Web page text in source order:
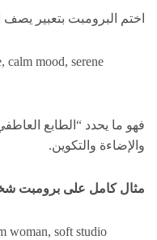
اختم البرومبت بتعبير
calm mood, serene
فهو ما يحدد “الطابع
والإضاءة والتكوين.
مثال كامل على برومبت
woman, soft studio